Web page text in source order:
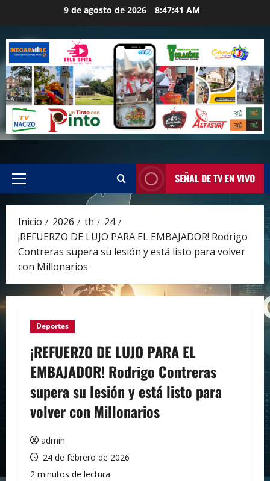
contenido
9 de agosto de 2026 8:47:42 AM
Menú
SEÑAL DE TV EN VIVO
Inicio 2026 th
24
¡REFUERZO DE LUJO PARA EL EMBAJADOR! Rodrigo
Contreras supera su lesión y está listo para volver
con Millonarios
Deportes
¡REFUERZO DE LUJO PARA EL
EMBAJADOR! Rodrigo Contreras
supera su lesión y está listo para
volver con Millonarios
admin
24 de febrero de 2026
2 minutos de lectura